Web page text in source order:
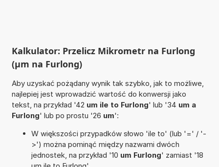
Kalkulator: Przelicz Mikrometr na Furlong
(µm na Furlong)
Aby uzyskać pożądany wynik tak szybko, jak to możliwe,
najlepiej jest wprowadzić wartość do konwersji jako
tekst, na przykład '42 um ile to Furlong' lub '34 um a
Furlong' lub po prostu '26 um':
W większości przypadków słowo 'ile to' (lub '=' / '-
>') można pominąć między nazwami dwóch
jednostek, na przykład '10 um Furlong' zamiast '18